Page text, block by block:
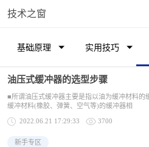
技术之窗
基础原理 实用技巧
油压式缓冲器的选型步骤
■所谓油压式缓冲器主要是指以油为缓冲材料的
缓冲材料(橡胶、弹簧、空气等)的缓冲器相
新手专区
2022.06.21 17:29:33 3700